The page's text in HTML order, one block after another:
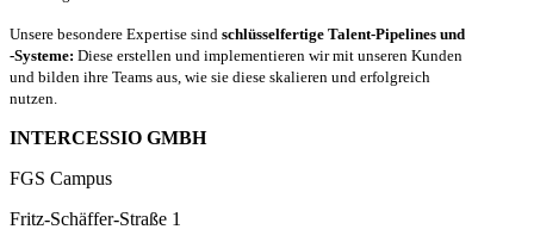
Unsere besondere Expertise sind schlüsselfertige Talent-Pipelines und
-Systeme: Diese erstellen und implementieren wir mit unseren Kunden
und bilden ihre Teams aus, wie sie diese skalieren und erfolgreich
nutzen.
INTERCESSIO GMBH
FGS Campus
Fritz-Schäffer-Straße 1